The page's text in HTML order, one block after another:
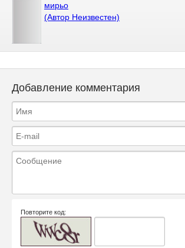
мирьо
(Автор Неизвестен)
Добавление комментария
Повторите код: